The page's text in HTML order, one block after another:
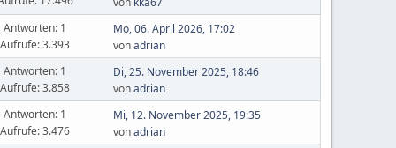
Antworten: 1
Aufrufe: 3.393
Mo, 06. April 2026, 17:02
vonadrian
Antworten: 1
Aufrufe: 3.858
Di, 25. November 2025, 18:46
vonadrian
Antworten: 1
Aufrufe: 3.476
Mi, 12. November 2025, 19:35
vonadrian